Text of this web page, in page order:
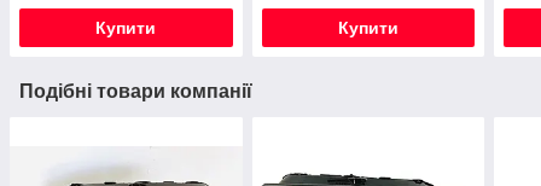
Купити Купити
Подібні товари компанії